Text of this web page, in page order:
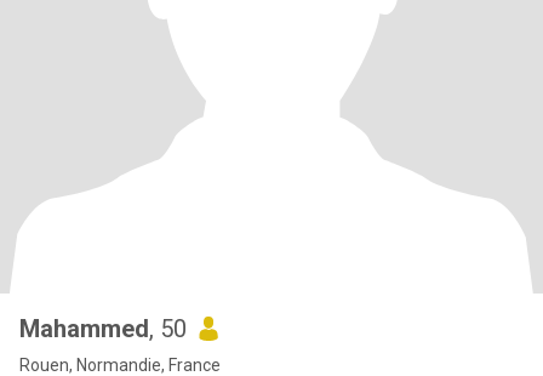
Mahammed, 50
Rouen, Normandie, France